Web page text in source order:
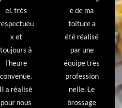
el, très
x et
toujours à
l’heure
convenue.
Il a réalisé
pour nous
e de ma
toiture a
été réalisé
par une
équipe très
profession
nelle. Le
brossage